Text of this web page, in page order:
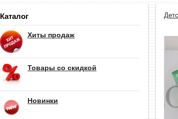
Каталог
Хиты продаж
Товары со скидкой
Новинки